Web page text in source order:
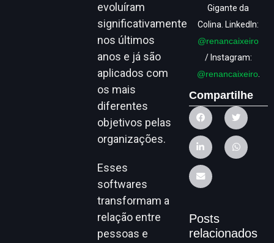
evoluíram
significativamente
nos últimos
anos e já são
aplicados com
os mais
diferentes
objetivos pelas
organizações.
Esses
softwares
transformam a
relação entre
pessoas e
Gigante da
Colina. LinkedIn:
@renancaixeiro
/ Instagram:
@renancaixeiro.
Compartilhe
Posts
relacionados